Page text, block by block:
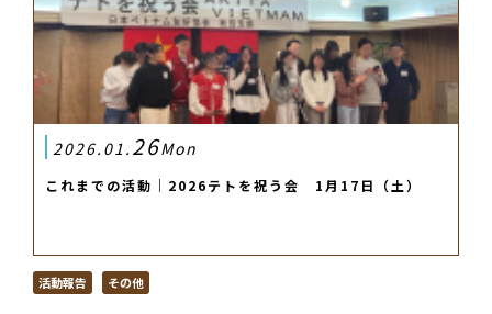
2026.01. 26Mon
これまでの活動｜2026テトを祝う会 1月17日（土）
活動報告 その他